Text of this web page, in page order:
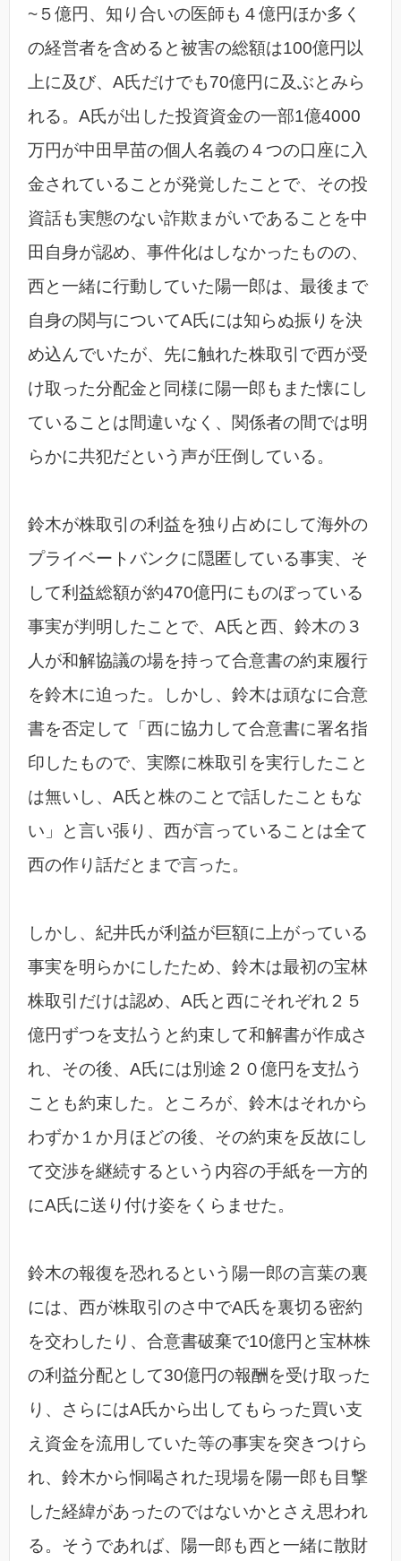
~５億円、知り合いの医師も４億円ほか多く
の経営者を含めると被害の総額は100億円以
上に及び、A氏だけでも70億円に及ぶとみら
れる。A氏が出した投資資金の一部1億4000
万円が中田早苗の個人名義の４つの口座に入
金されていることが発覚したことで、その投
資話も実態のない詐欺まがいであることを中
田自身が認め、事件化はしなかったものの、
西と一緒に行動していた陽一郎は、最後まで
自身の関与についてA氏には知らぬ振りを決
め込んでいたが、先に触れた株取引で西が受
け取った分配金と同様に陽一郎もまた懐にし
ていることは間違いなく、関係者の間では明
らかに共犯だという声が圧倒している。
鈴木が株取引の利益を独り占めにして海外の
プライベートバンクに隠匿している事実、そ
して利益総額が約470億円にものぼっている
事実が判明したことで、A氏と西、鈴木の３
人が和解協議の場を持って合意書の約束履行
を鈴木に迫った。しかし、鈴木は頑なに合意
書を否定して「西に協力して合意書に署名指
印したもので、実際に株取引を実行したこと
は無いし、A氏と株のことで話したこともな
い」と言い張り、西が言っていることは全て
西の作り話だとまで言った。
しかし、紀井氏が利益が巨額に上がっている
事実を明らかにしたため、鈴木は最初の宝林
株取引だけは認め、A氏と西にそれぞれ２５
億円ずつを支払うと約束して和解書が作成さ
れ、その後、A氏には別途２０億円を支払う
ことも約束した。ところが、鈴木はそれから
わずか１か月ほどの後、その約束を反故にし
て交渉を継続するという内容の手紙を一方的
にA氏に送り付け姿をくらませた。
鈴木の報復を恐れるという陽一郎の言葉の裏
には、西が株取引のさ中でA氏を裏切る密約
を交わしたり、合意書破棄で10億円と宝林株
の利益分配として30億円の報酬を受け取った
り、さらにはA氏から出してもらった買い支
え資金を流用していた等の事実を突きつけら
れ、鈴木から恫喝された現場を陽一郎も目撃
した経緯があったのではないかとさえ思われ
る。そうであれば、陽一郎も西と一緒に散財